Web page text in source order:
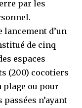
par les
lancement d’un
de cinq
espaces
(200) cocotiers
plage ou pour
n’ayant